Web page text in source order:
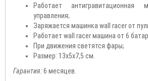
Работает
управления;
Заряжается машинка wall racer от
Работает wall racer машина от 6
При движения светятся фары;
Размер: 13x5x7,5 см.
Гарантия:6 месяцев.